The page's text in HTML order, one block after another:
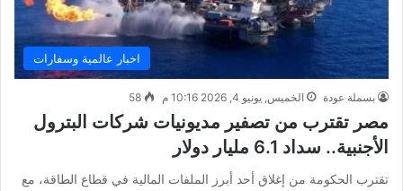
اخبار عالمية وسفارات
بسملة عودة الخميس, يونيو 4, 2026 10:16 م 58
مصر تقترب من تصفير مديونيات شركات البترول
الأجنبية.. سداد 6.1 مليار دولار
تقترب الحكومة من إغلاق أحد أبرز الملفات المالية في قطاع الطاقة، مع